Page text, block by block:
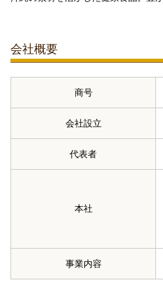
会社概要
商号
会社設立
代表者
本社
事業内容